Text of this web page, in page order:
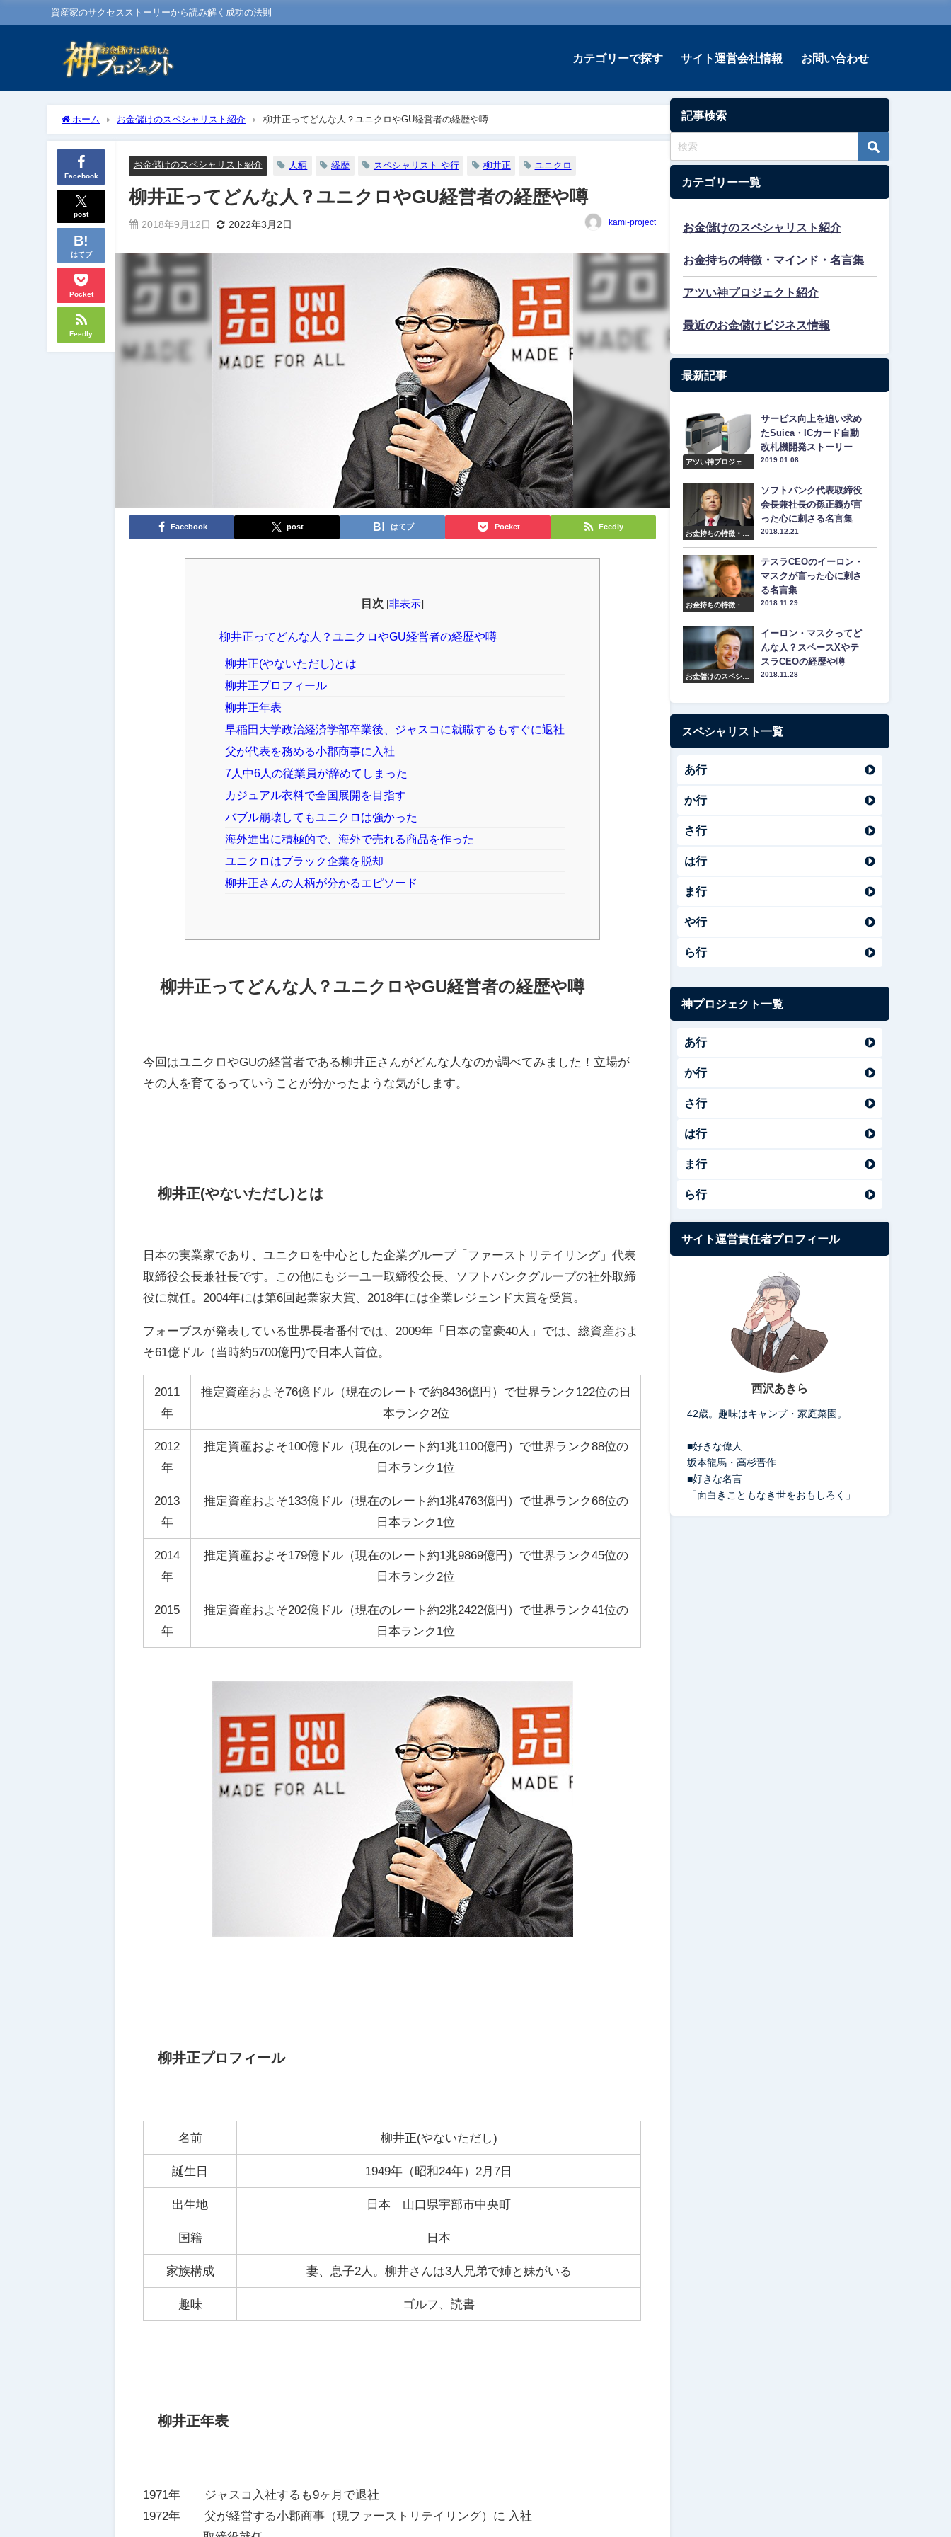
資産家のサクセスストーリーから読み解く成功の法則
カテゴリーで探す サイト運営会社情報 お問い合わせ
ホーム お金儲けのスペシャリスト紹介 柳井正ってどんな人？ユニクロやGU経営者の経歴や噂
Facebook
post
はてブ
Pocket
Feedly
お金儲けのスペシャリスト紹介 人柄 経歴 スペシャリスト-や行 柳井正 ユニクロ
柳井正ってどんな人？ユニクロやGU経営者の経歴や噂
2018年9月12日 2022年3月2日 kami-project
Facebook post はてブ Pocket Feedly
目次 非表示
柳井正ってどんな人？ユニクロやGU経営者の経歴や噂
柳井正(やないただし)とは
柳井正プロフィール
柳井正年表
早稲田大学政治経済学部卒業後、ジャスコに就職するもすぐに退社
父が代表を務める小郡商事に入社
7人中6人の従業員が辞めてしまった
カジュアル衣料で全国展開を目指す
バブル崩壊してもユニクロは強かった
海外進出に積極的で、海外で売れる商品を作った
ユニクロはブラック企業を脱却
柳井正さんの人柄が分かるエピソード
柳井正ってどんな人？ユニクロやGU経営者の経歴や噂
今回はユニクロやGUの経営者である柳井正さんがどんな人なのか調べてみました！立場が
その人を育てるっていうことが分かったような気がします。
柳井正(やないただし)とは
日本の実業家であり、ユニクロを中心とした企業グループ「ファーストリテイリング」代表
取締役会長兼社長です。この他にもジーユー取締役会長、ソフトバンクグループの社外取締
役に就任。2004年には第6回起業家大賞、2018年には企業レジェンド大賞を受賞。
フォーブスが発表している世界長者番付では、2009年「日本の富豪40人」では、総資産およ
そ61億ドル（当時約5700億円)で日本人首位。
2011
年
推定資産およそ76億ドル（現在のレートで約8436億円）で世界ランク122位の日
本ランク2位
2012
年
推定資産およそ100億ドル（現在のレート約1兆1100億円）で世界ランク88位の
日本ランク1位
2013
年
推定資産およそ133億ドル（現在のレート約1兆4763億円）で世界ランク66位の
日本ランク1位
2014
年
推定資産およそ179億ドル（現在のレート約1兆9869億円）で世界ランク45位の
日本ランク2位
2015
年
推定資産およそ202億ドル（現在のレート約2兆2422億円）で世界ランク41位の
日本ランク1位
柳井正プロフィール
名前 柳井正(やないただし)
誕生日 1949年（昭和24年）2月7日
出生地 日本 山口県宇部市中央町
国籍 日本
家族構成 妻、息子2人。柳井さんは3人兄弟で姉と妹がいる
趣味 ゴルフ、読書
柳井正年表
1971年 ジャスコ入社するも9ヶ月で退社
1972年 父が経営する小郡商事（現ファーストリテイリング）に 入社
記事検索
カテゴリー一覧
お金儲けのスペシャリスト紹介
お金持ちの特徴・マインド・名言集
アツい神プロジェクト紹介
最近のお金儲けビジネス情報
最新記事
アツい神プロジェク
サービス向上を追い求め
たSuica・ICカード自動
改札機開発ストーリー
2019.01.08
お金持ちの特徴・マ
ソフトバンク代表取締役
会長兼社長の孫正義が言
った心に刺さる名言集
2018.12.21
お金持ちの特徴・マ
テスラCEOのイーロン・
マスクが言った心に刺さ
る名言集
2018.11.29
お金儲けのスペシャ
イーロン・マスクってど
んな人？スペースXやテ
スラCEOの経歴や噂
2018.11.28
スペシャリスト一覧
あ行
か行
さ行
は行
ま行
や行
ら行
神プロジェクト一覧
あ行
か行
さ行
は行
ま行
ら行
サイト運営責任者プロフィール
西沢あきら
42歳。趣味はキャンプ・家庭菜園。
■好きな偉人
坂本龍馬・高杉晋作
■好きな名言
「面白きこともなき世をおもしろく」